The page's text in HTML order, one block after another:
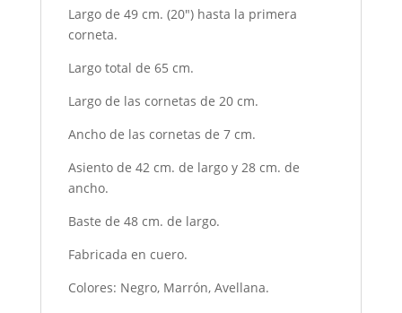
Largo de 49 cm. (20″) hasta la primera
corneta.
Largo total de 65 cm.
Largo de las cornetas de 20 cm.
Ancho de las cornetas de 7 cm.
Asiento de 42 cm. de largo y 28 cm. de
ancho.
Baste de 48 cm. de largo.
Fabricada en cuero.
Colores: Negro, Marrón, Avellana.